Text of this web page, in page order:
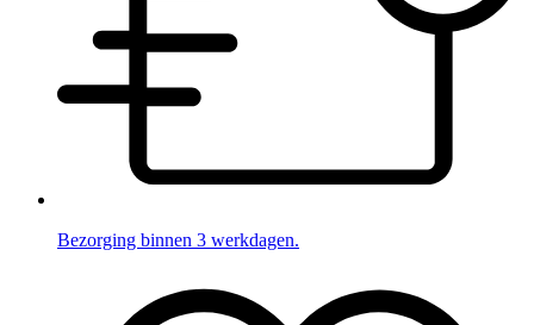
Bezorging binnen 3 werkdagen.